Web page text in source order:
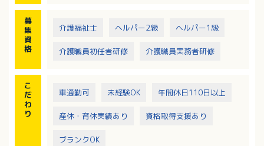
募
集
資
格
介護福祉士 ヘルパー2級 ヘルパー1級
介護職員初任者研修 介護職員実務者研修
こ
だ
わ
り
車通勤可 未経験OK 年間休日110日以上
産休・育休実績あり 資格取得支援あり
ブランクOK